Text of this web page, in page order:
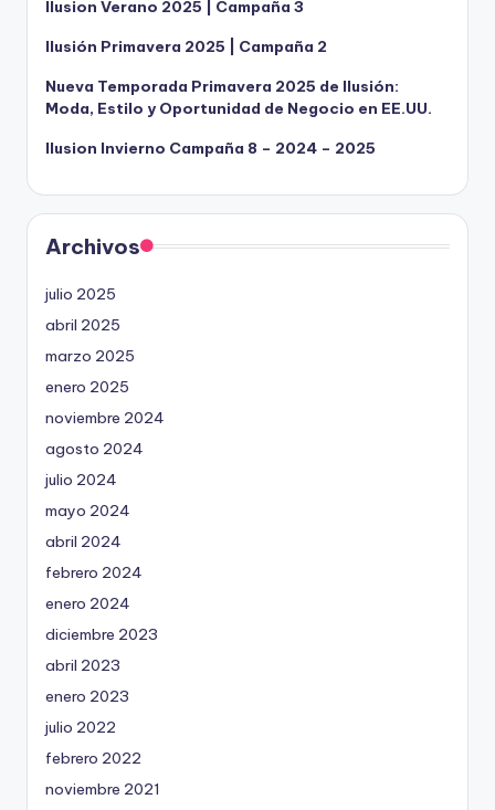
Ilusion Verano 2025 | Campaña 3
Ilusión Primavera 2025 | Campaña 2
Nueva Temporada Primavera 2025 de Ilusión:
Moda, Estilo y Oportunidad de Negocio en EE.UU.
Ilusion Invierno Campaña 8 – 2024 – 2025
Archivos
julio 2025
abril 2025
marzo 2025
enero 2025
noviembre 2024
agosto 2024
julio 2024
mayo 2024
abril 2024
febrero 2024
enero 2024
diciembre 2023
abril 2023
enero 2023
julio 2022
febrero 2022
noviembre 2021